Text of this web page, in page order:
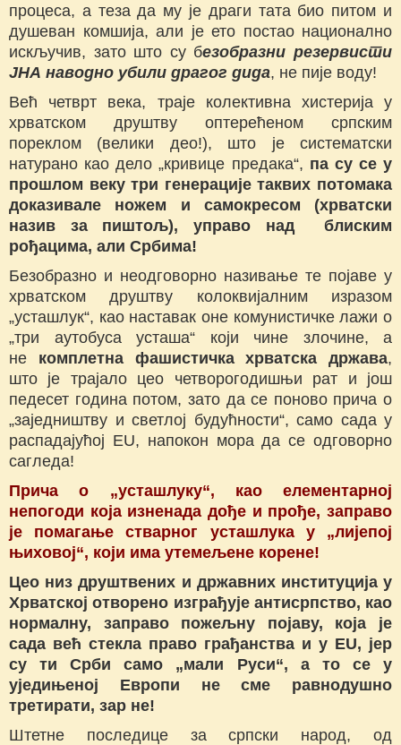
процеса, а теза да му је драги тата био питом и
душеван комшија, али је ето постао национално
искључив, зато што су безобразни резервисти
ЈНА наводно убили драгог дида, не пије воду!
Већ четврт века, траје колективна хистерија у
хрватском друштву оптерећеном српским
пореклом (велики део!), што је систематски
натурано као дело „кривице предака“, па су се у
прошлом веку три генерације таквих потомака
доказивале ножем и самокресом (хрватски
назив за пиштољ), управо над блиским
рођацима, али Србима!
Безобразно и неодговорно називање те појаве у
хрватском друштву колоквијалним изразом
„усташлук“, као наставак оне комунистичке лажи о
„три аутобуса усташа“ који чине злочине, а
не комплетна фашистичка хрватска држава,
што је трајало цео четворогодишњи рат и још
педесет година потом, зато да се поново прича о
„заједништву и светлој будућности“, само сада у
распадајућој ЕU, напокон мора да се одговорно
сагледа!
Прича о „усташлуку“, као елементарној
непогоди која изненада дође и прође, заправо
је помагање стварног усташлука у „лијепој
њиховој“, који има утемељене корене!
Цео низ друштвених и државних институција у
Хрватској отворено изграђује антисрпство, као
нормалну, заправо пожељну појаву, која је
сада већ стекла право грађанства и у ЕU, јер
су ти Срби само „мали Руси“, а то се у
уједињеној Европи не сме равнодушно
третирати, зар не!
Штетне последице за српски народ, од